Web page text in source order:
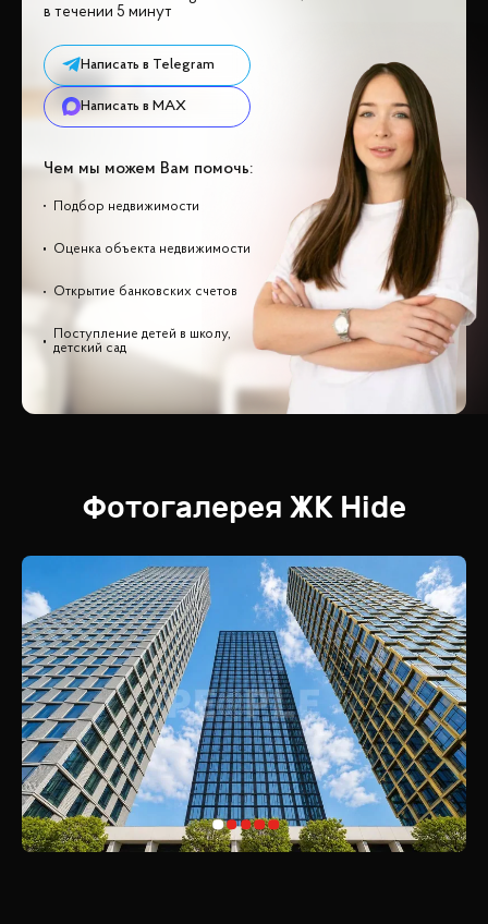
в течении 5 минут
Написать в Telegram
Написать в MAX
Чем мы можем Вам помочь:
Подбор недвижимости
Оценка объекта недвижимости
Открытие банковских счетов
Поступление детей в школу,
детский сад
Фотогалерея ЖК Hide